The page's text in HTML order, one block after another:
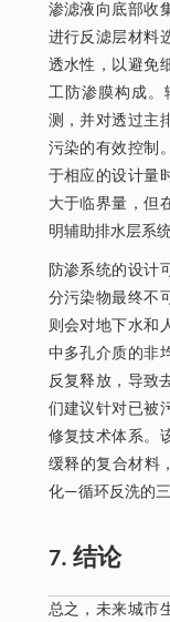
渗滤液向底部收
进行反滤层材料
透水性，以避免
工防渗膜构成。
测，并对透过主
污染的有效控制
于相应的设计量
大于临界量，但
明辅助排水层系统
防渗系统的设计
分污染物最终不
则会对地下水和
中多孔介质的非
反复释放，导致
们建议针对已被
修复技术体系。
缓释的复合材料
化—循环反洗的三
7. 结论
总之，未来城市